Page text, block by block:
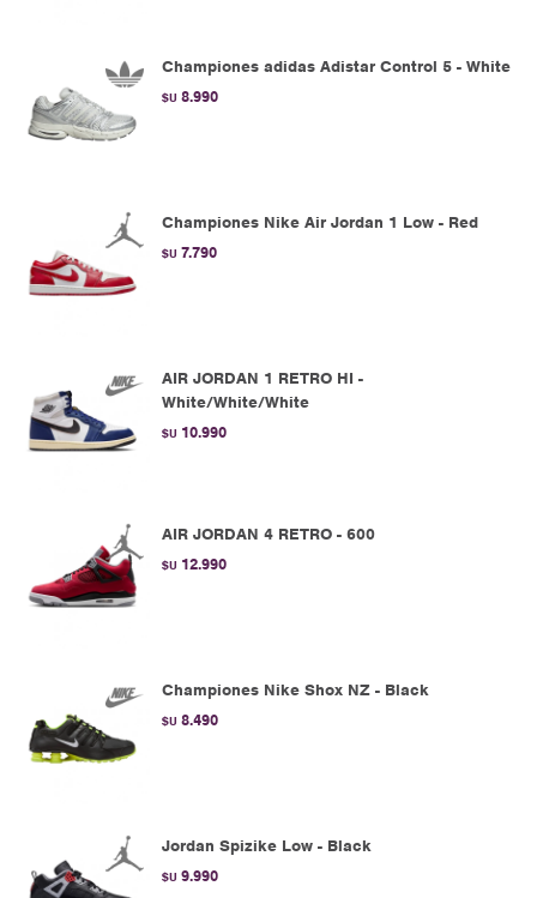
Championes adidas Adistar Control 5 - White
$U 8.990
Championes Nike Air Jordan 1 Low - Red
$U 7.790
AIR JORDAN 1 RETRO HI -
White/White/White
$U 10.990
AIR JORDAN 4 RETRO - 600
$U 12.990
Championes Nike Shox NZ - Black
$U 8.490
Jordan Spizike Low - Black
$U 9.990